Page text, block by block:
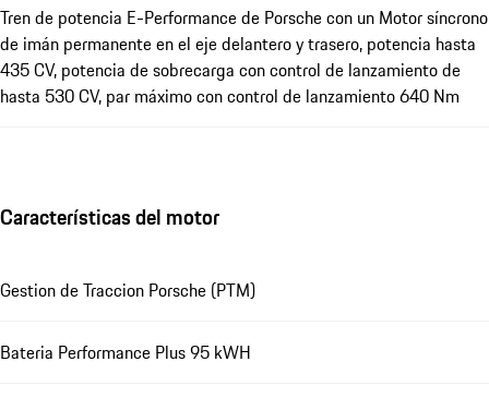
Tren de potencia E-Performance de Porsche con un Motor síncrono
de imán permanente en el eje delantero y trasero, potencia hasta
435 CV, potencia de sobrecarga con control de lanzamiento de
hasta 530 CV, par máximo con control de lanzamiento 640 Nm
Características del motor
Gestion de Traccion Porsche (PTM)
Bateria Performance Plus 95 kWH